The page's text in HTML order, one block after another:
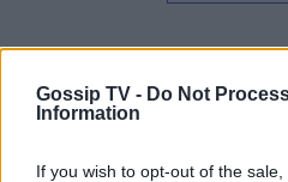
Gossip TV - Do Not
Information
If you wish to opt-out of the
Οι νέες σειράς του Alpha για
σεζόν 2026-2027- Δράμα,
DPG